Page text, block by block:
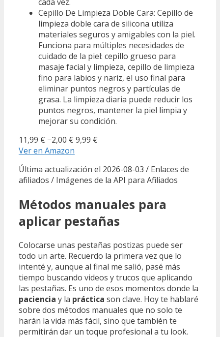
Cepillo De Limpieza Doble Cara: Cepillo de
limpieza doble cara de silicona utiliza
materiales seguros y amigables con la piel.
Funciona para múltiples necesidades de
cuidado de la piel: cepillo grueso para
masaje facial y limpieza, cepillo de limpieza
fino para labios y nariz, el uso final para
eliminar puntos negros y partículas de
grasa. La limpieza diaria puede reducir los
puntos negros, mantener la piel limpia y
mejorar su condición.
11,99 € −2,00 € 9,99 €
Ver en Amazon
Última actualización el 2026-08-03 / Enlaces de
afiliados / Imágenes de la API para Afiliados
Métodos manuales para
aplicar pestañas
Colocarse unas pestañas postizas puede ser
todo un arte. Recuerdo la primera vez que lo
intenté y, aunque al final me salió, pasé más
tiempo buscando videos y trucos que aplicando
las pestañas. Es uno de esos momentos donde la
paciencia y la práctica son clave. Hoy te hablaré
sobre dos métodos manuales que no solo te
harán la vida más fácil, sino que también te
permitirán dar un toque profesional a tu look.